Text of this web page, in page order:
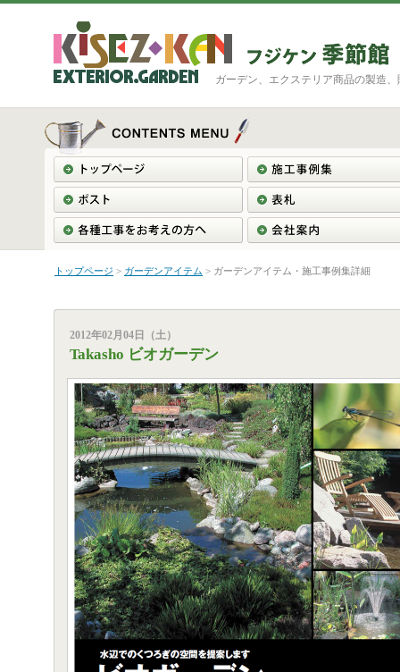
ガーデン、エクステリア商品の製造
トップページ > ガーデンアイテム > ガーデンアイテム・施工事例集詳細
2012年02月04日（土）
Takasho ビオガーデン